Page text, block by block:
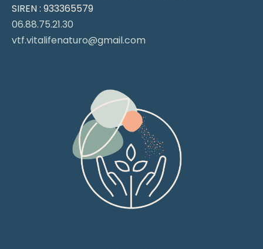
SIREN : 933365579
06.88.75.21.30
vtf.vitalifenaturo@gmail.com